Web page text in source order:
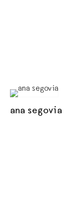
ana segovia